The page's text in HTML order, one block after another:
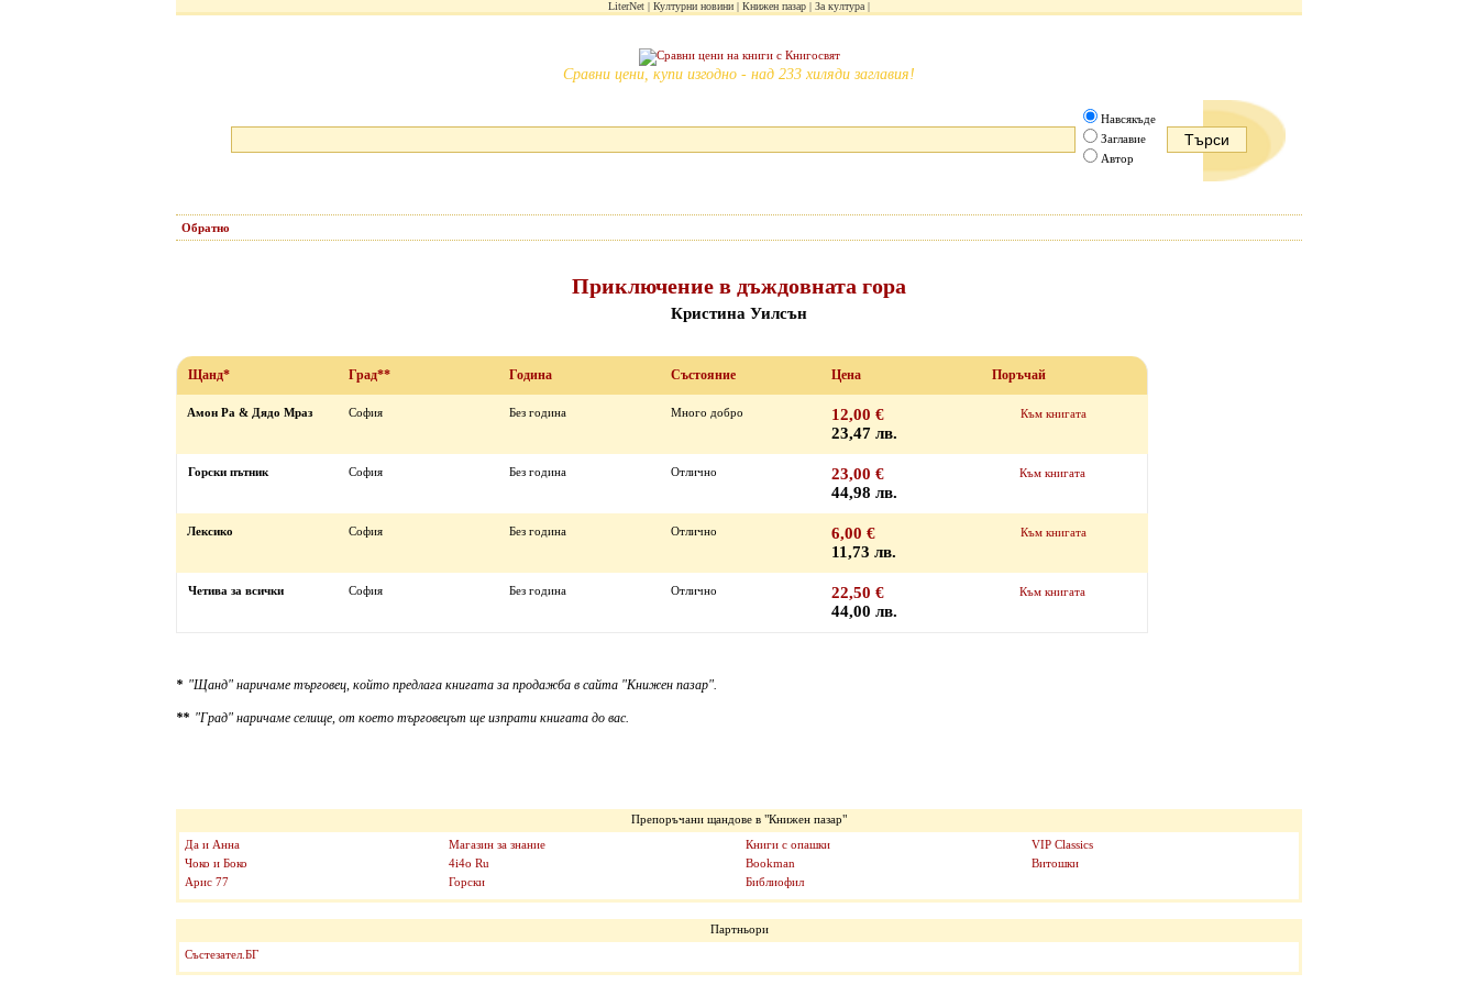
LiterNet Културни новини Книжен пазар За култура
Сравни цени, купи изгодно - над 233 хиляди заглавия!
Навсякъде
Заглавие
Автор
Обратно
Приключение в дъждовната гора
Кристина Уилсън
Щанд* Град** Година Състояние Цена Поръчай
Амон Ра & Дядо Мраз София Без година Много добро
12,00 €
23,47 лв.
Към книгата
Горски пътник София Без година Отлично
23,00 €
44,98 лв.
Към книгата
Лексико София Без година Отлично
6,00 €
11,73 лв.
Към книгата
Четива за всички София Без година Отлично
22,50 €
44,00 лв.
Към книгата
* "Щанд" наричаме търговец, който предлага книгата за продажба в сайта "Книжен пазар".
** "Град" наричаме селище, от което търговецът ще изпрати книгата до вас.
Препоръчани щандове в "Книжен пазар"
Да и Анна
Чоко и Боко
Арис 77
Магазин за знание
4i4o Ru
Горски
Книги с опашки
Bookman
Библиофил
VIP Classics
Витошки
Партньори
Състезател.БГ